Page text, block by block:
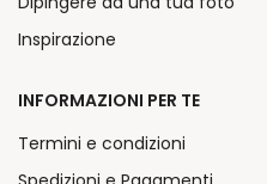
Inspirazione
INFORMAZIONI PER TE
Termini e condizioni